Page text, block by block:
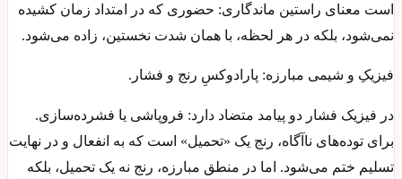
است معنای راستین ماندگاری: حضوری که در امتداد زمان کشیده
نمی‌شود، بلکه در هر لحظه، با همان شدت نخستین، زاده می‌شود.
فیزیکِ و شیمی مبارزه: پارادوکسِ رنج و فشار.
در فیزیک فشار دو پیامد متضاد دارد: فروپاشی یا فشرده‌سازی.
برای توده‌های ناآگاه، رنج یک «تحمیل» است که به انفعال و در نهایت
تسلیم ختم می‌شود. اما در منطق مبارزه، رنج نه یک تحمیل، بلکه